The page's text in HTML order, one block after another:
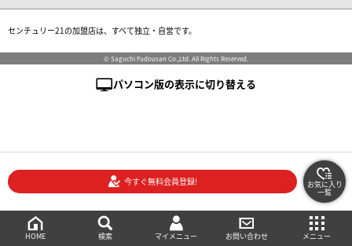
センチュリー21の加盟店は、すべて独立・自営です。
© Saguchi Fudousan Co.,Ltd. All Rights Reserved.
パソコン版の表示に切り替える
HOME 検索 マイメニュー お問い合わせ メニュー
今すぐ無料会員登録! お気に入り
一覧
絞り込み検索
メニュー
ご相談・お問い合わせ